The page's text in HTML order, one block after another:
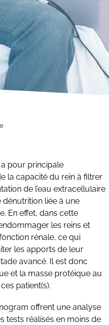
a pour principale
la capacité du rein à filtrer
de l’eau extracellulaire
liée à une
En effet, dans cette
les reins et
rénale, ce qui
les apports de leur
avancé. Il est donc
et la masse protéique au
patient(s).
offrent une analyse
tests réalisés en moins de